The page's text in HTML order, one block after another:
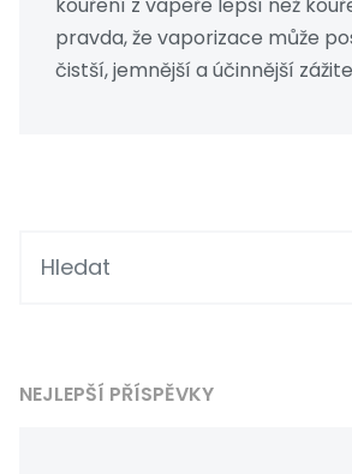
kouření z vapeře lepší než
pravda, že vaporizace může
čistší, jemnější a účinnější
NEJLEPŠÍ PŘÍSPĚVKY